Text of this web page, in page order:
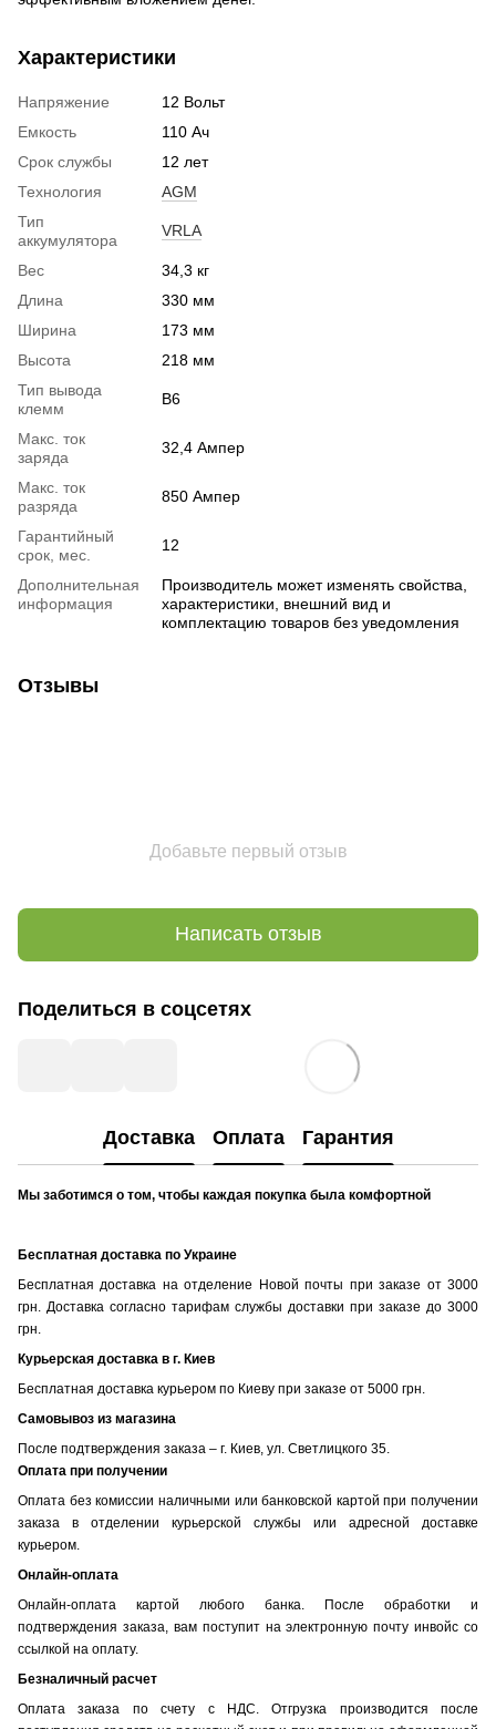
Характеристики
Напряжение
12 Вольт
Емкость
110 Ач
Срок службы
12 лет
Технология
AGM
Тип
аккумулятора
VRLA
Вес
34,3 кг
Длина
330 мм
Ширина
173 мм
Высота
218 мм
Тип вывода
клемм
B6
Макс. ток
заряда
32,4 Ампер
Макс. ток
разряда
850 Ампер
Гарантийный
срок, мес.
12
Дополнительная
информация
Производитель может изменять свойства,
характеристики, внешний вид и
комплектацию товаров без уведомления
Отзывы
Добавьте первый отзыв
Написать отзыв
Поделиться в соцсетях
Доставка Оплата Гарантия
Мы заботимся о том, чтобы каждая покупка была комфортной
Бесплатная доставка по Украине
Бесплатная доставка на отделение Новой почты при заказе от 3000
грн. Доставка согласно тарифам службы доставки при заказе до 3000
грн.
Курьерская доставка в г. Киев
Бесплатная доставка курьером по Киеву при заказе от 5000 грн.
Самовывоз из магазина
После подтверждения заказа – г. Киев, ул. Светлицкого 35.
Оплата при получении
Оплата без комиссии наличными или банковской картой при получении
заказа в отделении курьерской службы или адресной доставке
курьером.
Онлайн-оплата
Онлайн-оплата картой любого банка. После обработки и
подтверждения заказа, вам поступит на электронную почту инвойс со
ссылкой на оплату.
Безналичный расчет
Оплата заказа по счету с НДС. Отгрузка производится после